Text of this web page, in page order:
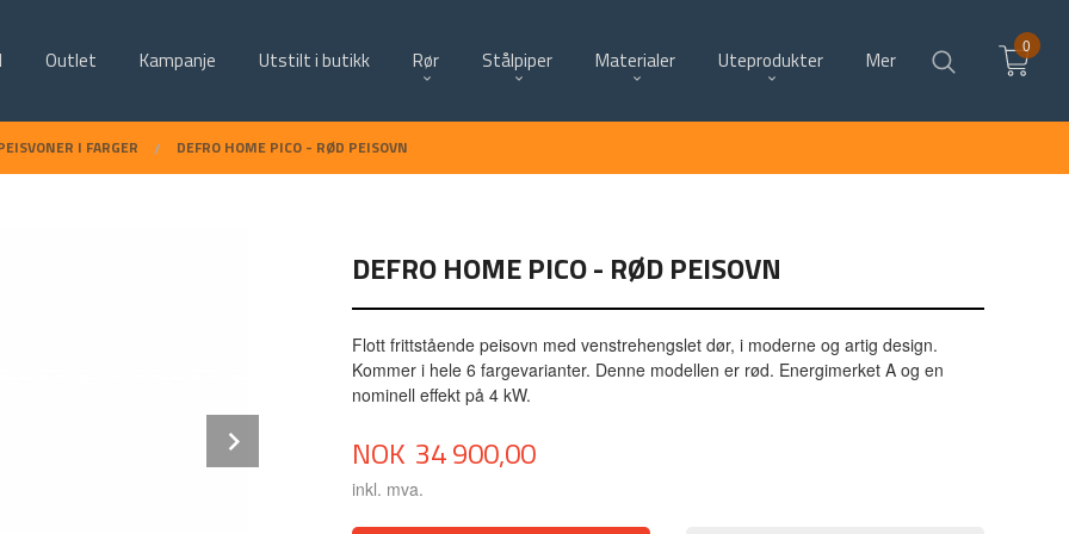
Outlet Kampanje Utstilt i butikk Rør Stålpiper Materialer Uteprodukter Mer
0
I FARGER DEFRO HOME PICO - RØD PEISOVN
DEFRO HOME PICO - RØD PEISOVN
Flott frittstående peisovn med venstrehengslet dør, i moderne og artig design.
Kommer i hele 6 fargevarianter. Denne modellen er rød. Energimerket A og en
nominell effekt på 4 kW.
Pris
NOK 34 900,00
inkl. mva.